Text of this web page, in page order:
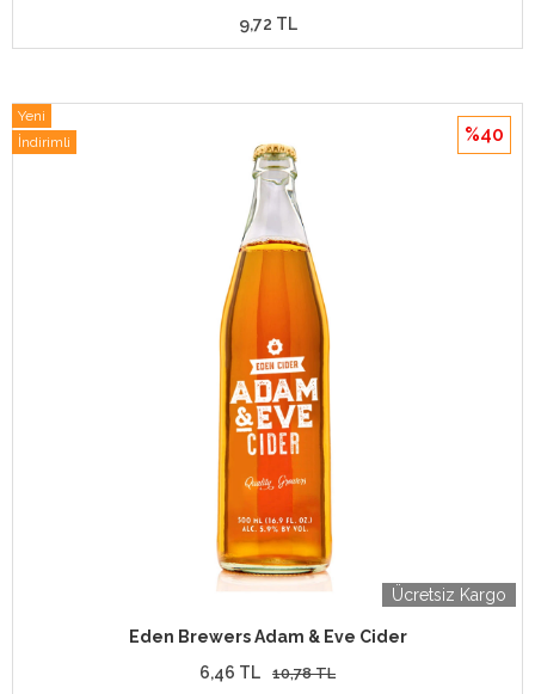
9,72 TL
Ücretsiz Kargo
Eden Brewers Adam & Eve Cider
6,46 TL
10,78 TL
%40
Yeni
İndirimli